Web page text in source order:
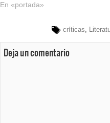
En «portada»
críticas,
Deja un comentario